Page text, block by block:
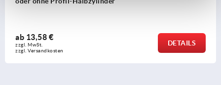
zzgl. MwSt.
zzgl. Versandkosten